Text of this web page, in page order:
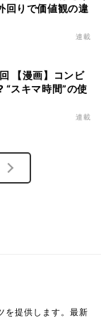
回りで価値観の違
連載
【漫画】コンビ
“スキマ時間”の使
連載
を提供します。最新